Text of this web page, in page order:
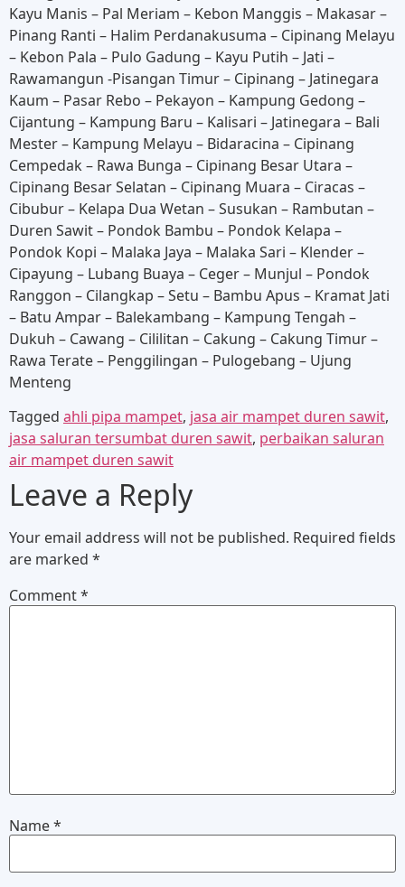
Kayu Manis – Pal Meriam – Kebon Manggis – Makasar –
Pinang Ranti – Halim Perdanakusuma – Cipinang Melayu
– Kebon Pala – Pulo Gadung – Kayu Putih – Jati –
Rawamangun -Pisangan Timur – Cipinang – Jatinegara
Kaum – Pasar Rebo – Pekayon – Kampung Gedong –
Cijantung – Kampung Baru – Kalisari – Jatinegara – Bali
Mester – Kampung Melayu – Bidaracina – Cipinang
Cempedak – Rawa Bunga – Cipinang Besar Utara –
Cipinang Besar Selatan – Cipinang Muara – Ciracas –
Cibubur – Kelapa Dua Wetan – Susukan – Rambutan –
Duren Sawit – Pondok Bambu – Pondok Kelapa –
Pondok Kopi – Malaka Jaya – Malaka Sari – Klender –
Cipayung – Lubang Buaya – Ceger – Munjul – Pondok
Ranggon – Cilangkap – Setu – Bambu Apus – Kramat Jati
– Batu Ampar – Balekambang – Kampung Tengah –
Dukuh – Cawang – Cililitan – Cakung – Cakung Timur –
Rawa Terate – Penggilingan – Pulogebang – Ujung
Menteng
Tagged ahli pipa mampet, jasa air mampet duren sawit,
jasa saluran tersumbat duren sawit, perbaikan saluran
air mampet duren sawit
Leave a Reply
Your email address will not be published. Required fields
are marked *
Comment*
Name*